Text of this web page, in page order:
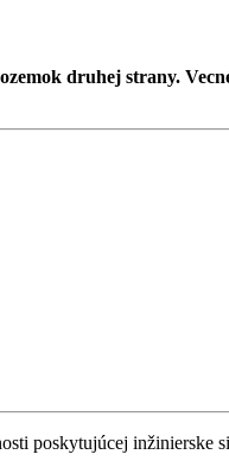
druhej strany.
poskytujúcej inžinierske